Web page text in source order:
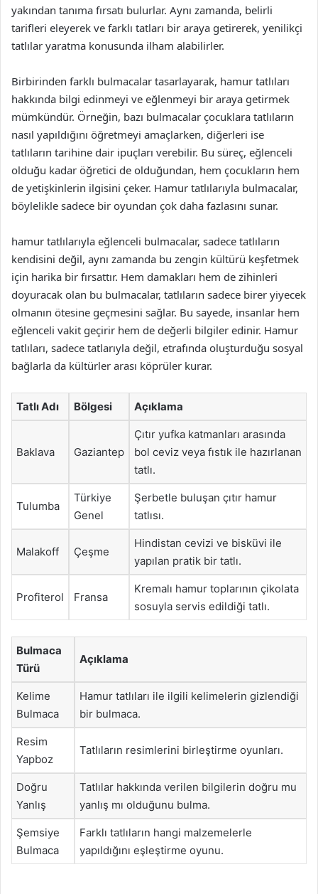
yakından tanıma fırsatı bulurlar. Aynı zamanda, belirli
tarifleri eleyerek ve farklı tatları bir araya getirerek, yenilikçi
tatlılar yaratma konusunda ilham alabilirler.
Birbirinden farklı bulmacalar tasarlayarak, hamur tatlıları
hakkında bilgi edinmeyi ve eğlenmeyi bir araya getirmek
mümkündür. Örneğin, bazı bulmacalar çocuklara tatlıların
nasıl yapıldığını öğretmeyi amaçlarken, diğerleri ise
tatlıların tarihine dair ipuçları verebilir. Bu süreç, eğlenceli
olduğu kadar öğretici de olduğundan, hem çocukların hem
de yetişkinlerin ilgisini çeker. Hamur tatlılarıyla bulmacalar,
böylelikle sadece bir oyundan çok daha fazlasını sunar.
hamur tatlılarıyla eğlenceli bulmacalar, sadece tatlıların
kendisini değil, aynı zamanda bu zengin kültürü keşfetmek
için harika bir fırsattır. Hem damakları hem de zihinleri
doyuracak olan bu bulmacalar, tatlıların sadece birer yiyecek
olmanın ötesine geçmesini sağlar. Bu sayede, insanlar hem
eğlenceli vakit geçirir hem de değerli bilgiler edinir. Hamur
tatlıları, sadece tatlarıyla değil, etrafında oluşturduğu sosyal
bağlarla da kültürler arası köprüler kurar.
Tatlı Adı Bölgesi Açıklama
Baklava Gaziantep
Çıtır yufka katmanları arasında
bol ceviz veya fıstık ile hazırlanan
tatlı.
Tulumba
Türkiye
Genel
Şerbetle buluşan çıtır hamur
tatlısı.
Malakoff Çeşme
Hindistan cevizi ve bisküvi ile
yapılan pratik bir tatlı.
Profiterol Fransa
Kremalı hamur toplarının çikolata
sosuyla servis edildiği tatlı.
Bulmaca
Türü
Açıklama
Kelime
Bulmaca
Hamur tatlıları ile ilgili kelimelerin gizlendiği
bir bulmaca.
Resim
Yapboz
Tatlıların resimlerini birleştirme oyunları.
Doğru
Yanlış
Tatlılar hakkında verilen bilgilerin doğru mu
yanlış mı olduğunu bulma.
Şemsiye
Bulmaca
Farklı tatlıların hangi malzemelerle
yapıldığını eşleştirme oyunu.